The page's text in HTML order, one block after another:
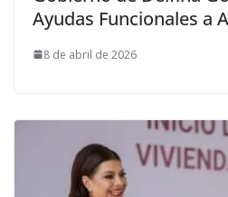
Ayudas Funcionales a
8 de abril de 2026